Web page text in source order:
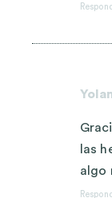
las
algo